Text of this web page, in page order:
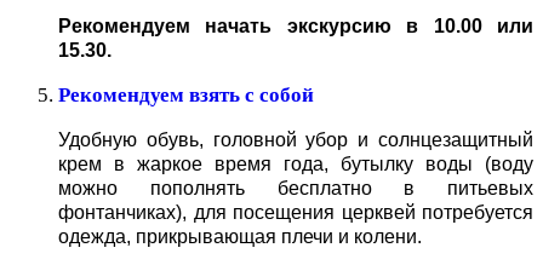
Рекомендуем начать экскурсию в 10.00 или
15.30.
Рекомендуем взять с собой
Удобную обувь, головной убор и солнцезащитный
крем в жаркое время года, бутылку воды (воду
можно пополнять бесплатно в питьевых
фонтанчиках), для посещения церквей потребуется
одежда, прикрывающая плечи и колени.